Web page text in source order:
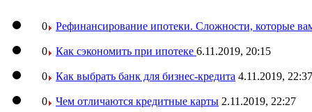
0 Рефинансирование ипотеки. Сложности, которые
0 Как сэкономить при ипотеке 6.11.2019, 20:15
0 Как выбрать банк для бизнес-кредита 4.11.2019, 22:37
0 Чем отличаются кредитные карты 2.11.2019, 22:27